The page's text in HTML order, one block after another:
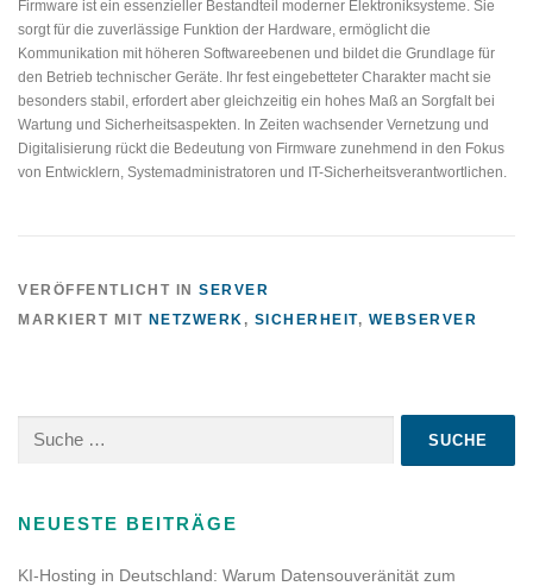
Firmware ist ein essenzieller Bestandteil moderner Elektroniksysteme. Sie
sorgt für die zuverlässige Funktion der Hardware, ermöglicht die
Kommunikation mit höheren Softwareebenen und bildet die Grundlage für
den Betrieb technischer Geräte. Ihr fest eingebetteter Charakter macht sie
besonders stabil, erfordert aber gleichzeitig ein hohes Maß an Sorgfalt bei
Wartung und Sicherheitsaspekten. In Zeiten wachsender Vernetzung und
Digitalisierung rückt die Bedeutung von Firmware zunehmend in den Fokus
von Entwicklern, Systemadministratoren und IT-Sicherheitsverantwortlichen.
VERÖFFENTLICHT IN SERVER
MARKIERT MIT NETZWERK , SICHERHEIT, WEBSERVER
nach:
NEUESTE BEITRÄGE
KI-Hosting in Deutschland: Warum Datensouveränität zum